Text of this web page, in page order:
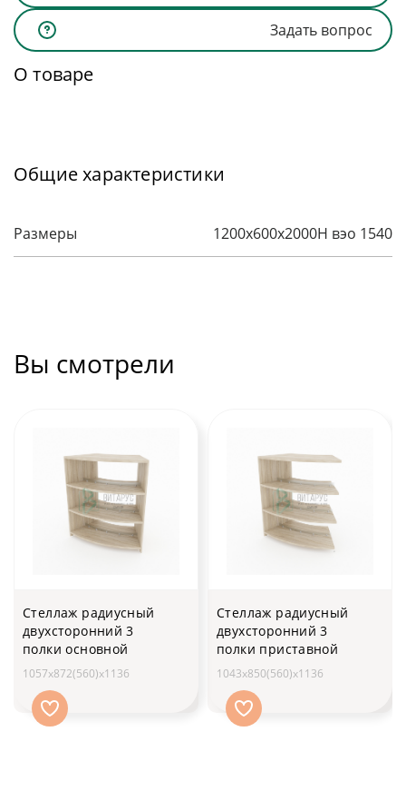
Задать вопрос
О товаре
Общие характеристики
Размеры 1200х600х2000H вэо 1540
Вы смотрели
Стеллаж радиусный
двухсторонний 3
полки основной
1057х872(560)x1136
Стеллаж радиусный
двухсторонний 3
полки приставной
1043х850(560)x1136